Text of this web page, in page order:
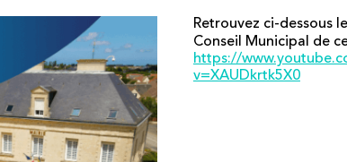
Retrouvez ci-dessous
Conseil Municipal de
https://
v=XAUDkrtk5X0